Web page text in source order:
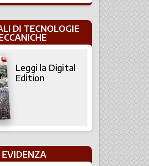
DI TECNOLOGIE
Leggi la Digital
Edition
EVIDENZA